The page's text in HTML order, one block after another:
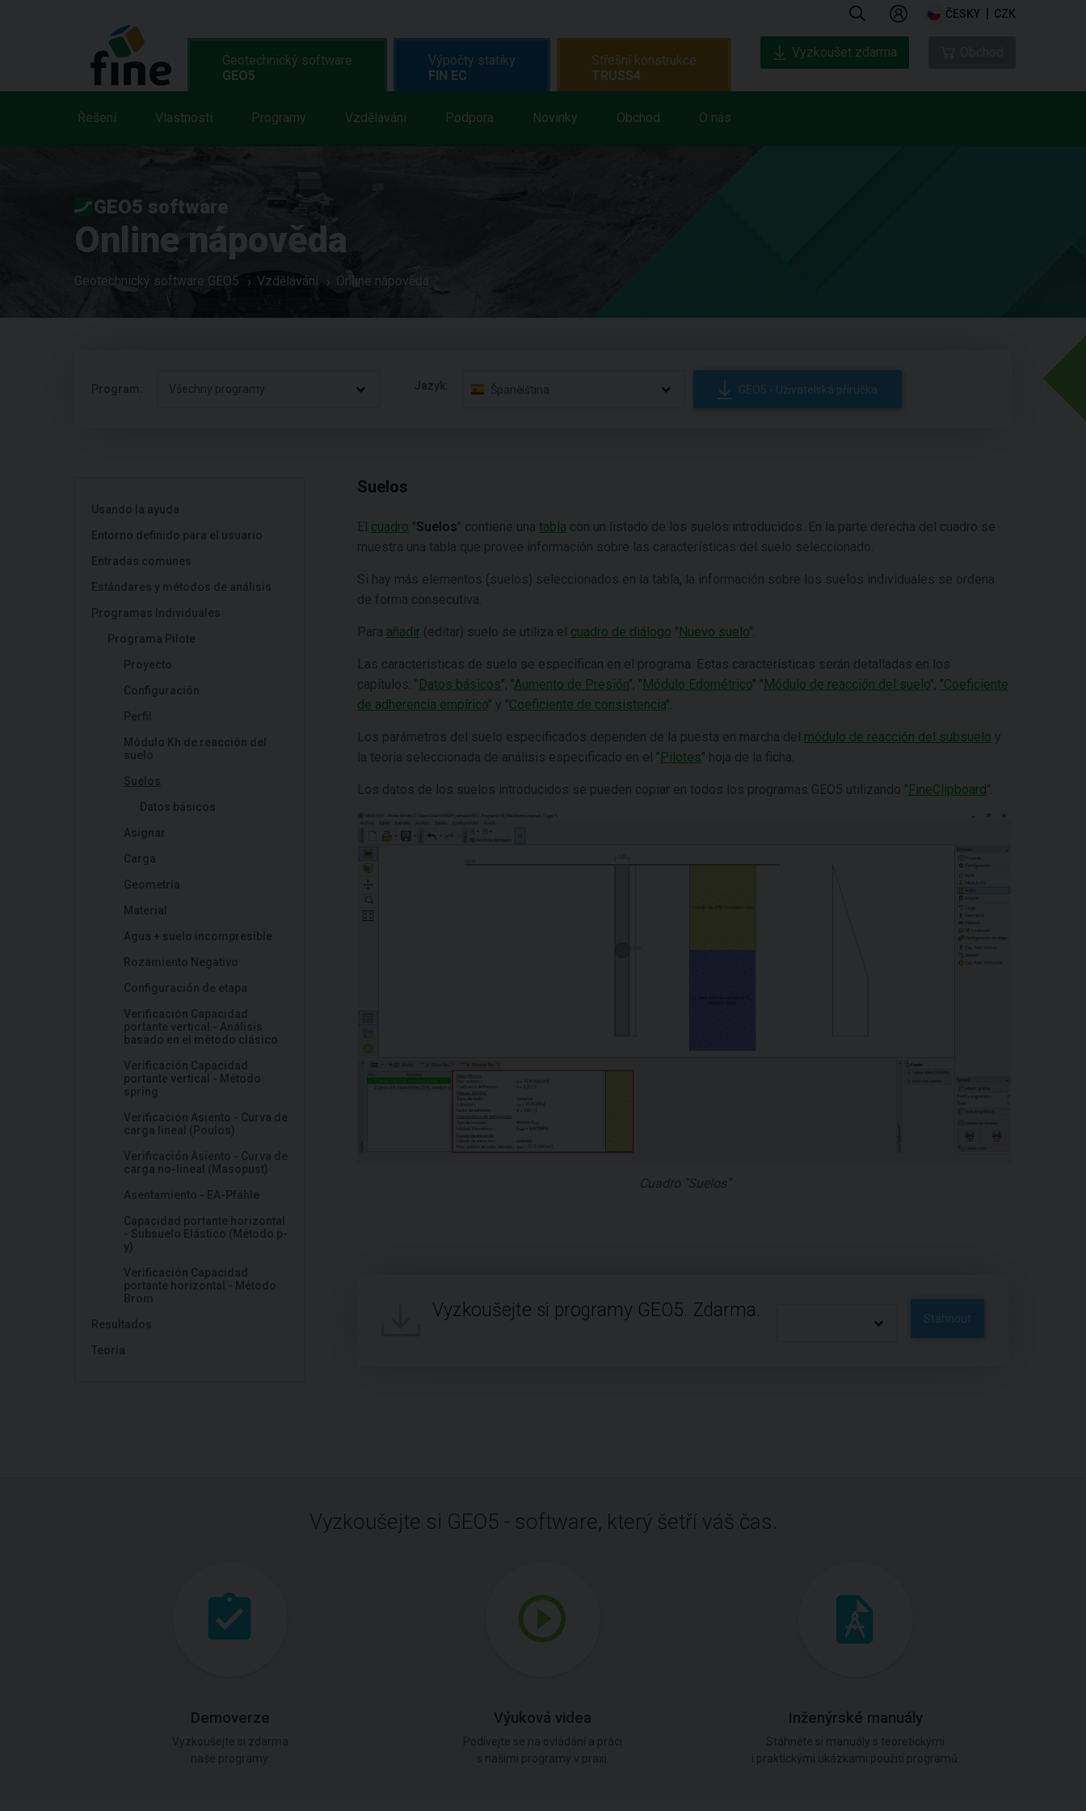
ČESKY CZK
Geotechnický software
GEO5
Řešení Vlastnosti Programy Vzdělávání Podpora Novinky Obchod O nás
Výpočty statiky
FIN EC
Střešní konstrukce
TRUSS4
Vyzkoušet zdarma
GEO5 software
Online nápověda
Geotechnický software GEO5 Vzdělávání Online nápověda
Program: Všechny programy Jazyk: Španělština GEO5 - Uživatelská příručka
Usando la ayuda
Entorno definido para el usuario
Entradas comunes
Estándares y métodos de análisis
Programas Individuales
Programa Pilote
Proyecto
Configuración
Perfil
Módulo Kh de reacción del
suelo
Suelos
Datos básicos
Asignar
Carga
Geometría
Material
Agua + suelo incompresible
Rozamiento Negativo
Configuración de etapa
Verificación Capacidad
portante vertical - Análisis
basado en el método clásico
Verificación Capacidad
portante vertical - Método
spring
Verificación Asiento - Curva de
carga lineal (Poulos)
Verificación Asiento - Curva de
carga no-lineal (Masopust)
Asentamiento - EA-Pfähle
Capacidad portante horizontal
- Subsuelo Elástico (Método p-
y)
Verificación Capacidad
portante horizontal - Método
Brom
Resultados
Teoría
Suelos
El cuadro "Suelos" contiene una tabla con un listado de los suelos introducidos. En la parte derecha del cuadro se
muestra una tabla que provee información sobre las características del suelo seleccionado.
Si hay más elementos (suelos) seleccionados en la tabla, la información sobre los suelos individuales se ordena
de forma consecutiva.
Para añadir (editar) suelo se utiliza el cuadro de diálogo "Nuevo suelo".
Las características de suelo se especifican en el programa. Estas características serán detalladas en los
capítulos: "Datos básicos", "Aumento de Presión", "Módulo Edométrico" "Módulo de reacción del suelo", "Coeficiente
de adherencia empírico" y "Coeficiente de consistencia".
Los parámetros del suelo especificados dependen de la puesta en marcha del módulo de reacción del subsuelo y
la teoría seleccionada de análisis especificado en el "Pilotes" hoja de la ficha.
Los datos de los suelos introducidos se pueden copiar en todos los programas GEO5 utilizando "FineClipboard".
Cuadro "Suelos"
Vyzkoušejte si programy GEO5. Zdarma. Stáhnout
Vyzkoušejte si GEO5 - software, který šetří váš čas.
Demoverze Výuková videa Inženýrské manuály